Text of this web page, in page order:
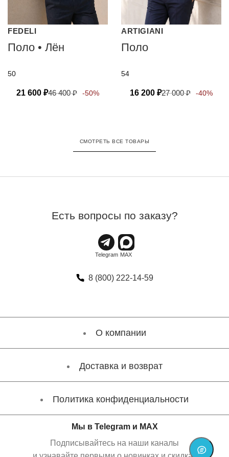
FEDELI
Поло • Лён
50
21 600 ₽46 400₽ -50%
ARTIGIANI
Поло
54
16 200 ₽27 000₽ -40%
СМОТРЕТЬ ВСЕ ТОВАРЫ
Есть вопросы по заказу?
8 (800) 222-14-59
О компании
Доставка и возврат
Политика конфиденциальности
Мы в Telegram и MAX
Подписывайтесь на наши каналы